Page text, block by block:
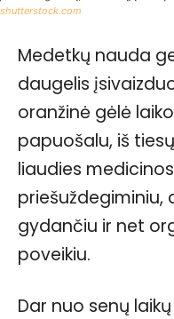
shutterstock.com
Medetkų nauda
daugelis
oranžinė gėlė
papuošalu, iš
liaudies
priešuždegiminiu,
gydančiu ir net
poveikiu.
Dar nuo senų